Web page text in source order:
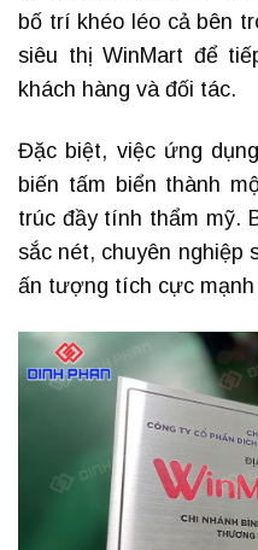
bố trí khéo léo cả bên
siêu thị WinMart để
khách hàng và đối tác.
Đặc biệt, việc ứng
biến tấm biển thành
trúc đầy tính thẩm mỹ.
sắc nét, chuyên nghiệp
ấn tượng tích cực mạnh